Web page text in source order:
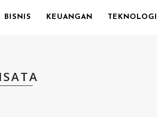
BISNIS KEUANGAN TEKNOLOGI